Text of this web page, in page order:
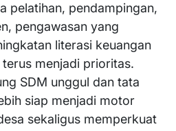
pelatihan, pendampingan,
pengawasan yang
literasi keuangan
menjadi prioritas.
SDM unggul dan tata
siap menjadi motor
sekaligus memperkuat